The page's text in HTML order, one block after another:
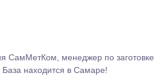
СамМетКом, менеджер по заготовке
находится в Самаре!